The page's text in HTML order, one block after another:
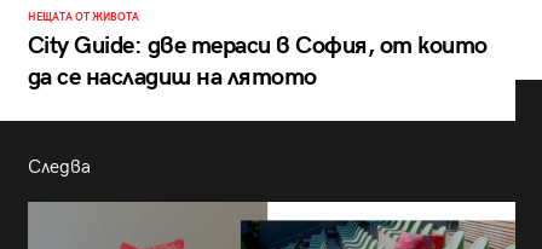
НЕЩАТА ОТ ЖИВОТА
City Guide: две тераси в София, от които
да се насладиш на лятото
Следва